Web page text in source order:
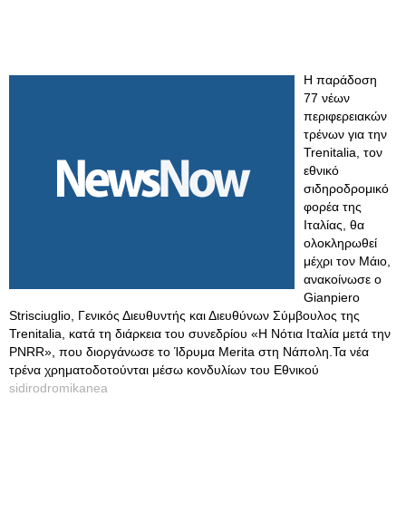
Η παράδοση
77 νέων
περιφερειακών
τρένων για την
Trenitalia, τον
εθνικό
σιδηροδρομικό
φορέα της
Ιταλίας, θα
ολοκληρωθεί
μέχρι τον Μάιο,
ανακοίνωσε ο
Gianpiero
Strisciuglio, Γενικός Διευθυντής και Διευθύνων Σύμβουλος της
Trenitalia, κατά τη διάρκεια του συνεδρίου «Η Νότια Ιταλία μετά την
PNRR», που διοργάνωσε το Ίδρυμα Merita στη Νάπολη.Τα νέα
τρένα χρηματοδοτούνται μέσω κονδυλίων του Εθνικού
sidirodromikanea